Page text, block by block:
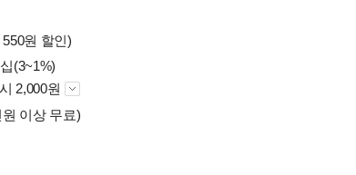
원 할인)
(3~1%)
2,000원
이상 무료)